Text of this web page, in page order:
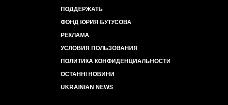
ПОДДЕРЖАТЬ
ФОНД ЮРИЯ БУТУСОВА
РЕКЛАМА
УСЛОВИЯ ПОЛЬЗОВАНИЯ
ПОЛИТИКА КОНФИДЕНЦИАЛЬНОСТИ
ОСТАННІ НОВИНИ
UKRAINIAN NEWS